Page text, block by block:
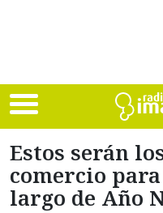
Estos serán
comercio
largo de Año